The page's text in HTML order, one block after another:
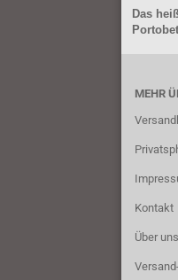
Das
MEHR
Kontakt
Über uns